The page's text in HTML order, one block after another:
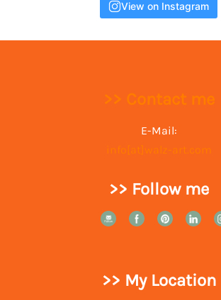
View on Instagram
>> Contact me
E-Mail:
info[at]walz-art.com
>> Follow me
>> My Location